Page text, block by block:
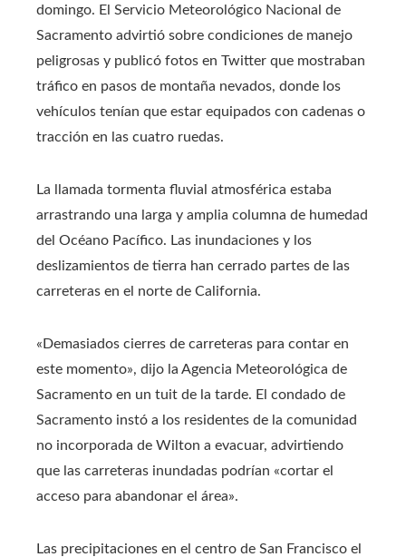
domingo. El Servicio Meteorológico Nacional de
Sacramento advirtió sobre condiciones de manejo
peligrosas y publicó fotos en Twitter que mostraban
tráfico en pasos de montaña nevados, donde los
vehículos tenían que estar equipados con cadenas o
tracción en las cuatro ruedas.
La llamada tormenta fluvial atmosférica estaba
arrastrando una larga y amplia columna de humedad
del Océano Pacífico. Las inundaciones y los
deslizamientos de tierra han cerrado partes de las
carreteras en el norte de California.
«Demasiados cierres de carreteras para contar en
este momento», dijo la Agencia Meteorológica de
Sacramento en un tuit de la tarde. El condado de
Sacramento instó a los residentes de la comunidad
no incorporada de Wilton a evacuar, advirtiendo
que las carreteras inundadas podrían «cortar el
acceso para abandonar el área».
Las precipitaciones en el centro de San Francisco el